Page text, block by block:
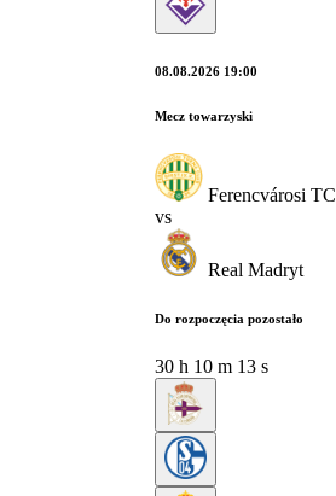
08.08.2026 19:00
Mecz towarzyski
Ferencvárosi TC
vs
Real Madryt
Do rozpoczęcia pozostało
30 h 10 m 12 s